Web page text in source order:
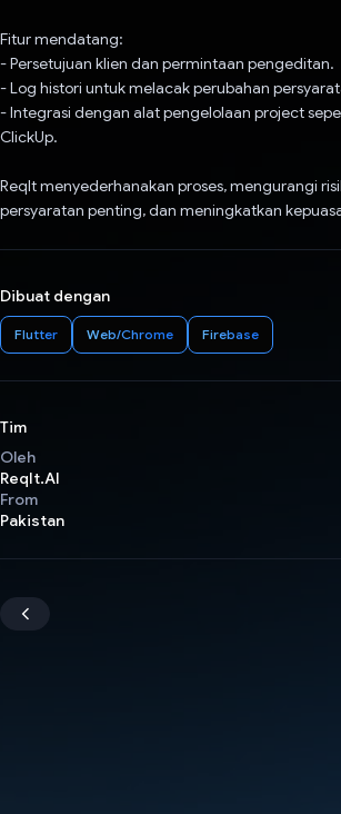
Fitur mendatang:
- Persetujuan klien dan permintaan pengeditan.
- Log histori untuk melacak perubahan
- Integrasi dengan alat pengelolaan project
ClickUp.
ReqIt menyederhanakan proses, mengurangi
persyaratan penting, dan meningkatkan
Dibuat dengan
Flutter Web/Chrome Firebase
Tim
Oleh
ReqIt.AI
From
Pakistan